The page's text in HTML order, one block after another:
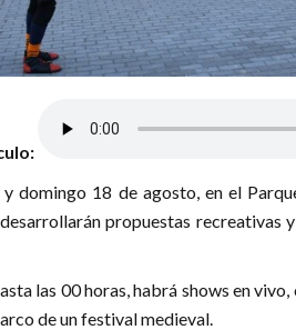
domingo 18 de agosto, en el
propuestas recreativas
las 00 horas, habrá shows en
de un festival medieval.